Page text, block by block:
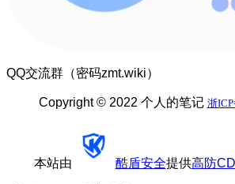
QQ交流群（密码zmt.wiki）
Copyright © 2022 个人的笔记 浙
本站由 酷盾安全提供高防